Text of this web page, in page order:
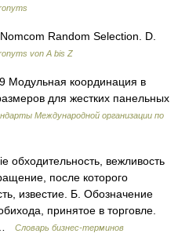
Random Selection. D.
von A bis Z
Модульная координация в
для жестких панельных
Международной организации по
обходительность, вежливость
после которого
известие. Б. Обозначение
принятое в торговле.
…
Словарь бизнес-терминов